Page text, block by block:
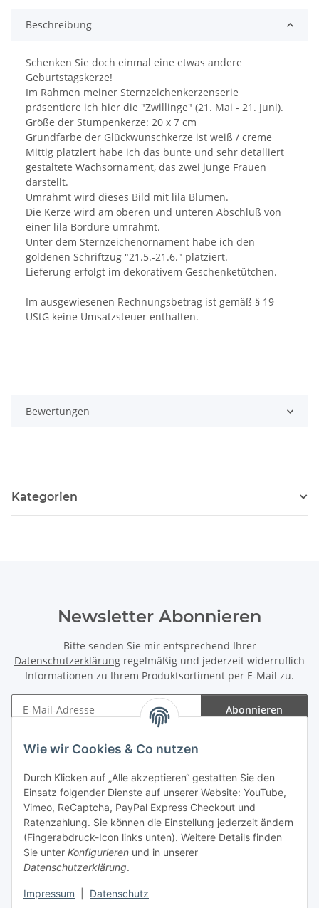
Wie wir Cookies & Co nutzen
Durch Klicken auf „Alle akzeptieren“ gestatten Sie den
Einsatz folgender Dienste auf unserer Website: YouTube,
Vimeo, ReCaptcha, PayPal Express Checkout und
Ratenzahlung. Sie können die Einstellung jederzeit ändern
(Fingerabdruck-Icon links unten). Weitere Details finden
Sie unter Konfigurieren und in unserer
Datenschutzerklärung.
Impressum Datenschutz
Beschreibung
Schenken Sie doch einmal eine etwas andere
Geburtstagskerze!
Im Rahmen meiner Sternzeichenkerzenserie
präsentiere ich hier die "Zwillinge" (21. Mai - 21. Juni).
Größe der Stumpenkerze: 20 x 7 cm
Grundfarbe der Glückwunschkerze ist weiß / creme
Mittig platziert habe ich das bunte und sehr detalliert
gestaltete Wachsornament, das zwei junge Frauen
darstellt.
Umrahmt wird dieses Bild mit lila Blumen.
Die Kerze wird am oberen und unteren Abschluß von
einer lila Bordüre umrahmt.
Unter dem Sternzeichenornament habe ich den
goldenen Schriftzug "21.5.-21.6." platziert.
Lieferung erfolgt im dekorativem Geschenketütchen.
Im ausgewiesenen Rechnungsbetrag ist gemäß § 19
UStG keine Umsatzsteuer enthalten.
Bewertungen
Kategorien
Newsletter Abonnieren
Bitte senden Sie mir entsprechend Ihrer
Datenschutzerklärung regelmäßig und jederzeit widerruflich
Informationen zu Ihrem Produktsortiment per E-Mail zu.
Abonnieren
Gesetzliche Informationen
Vertrag widerrufen